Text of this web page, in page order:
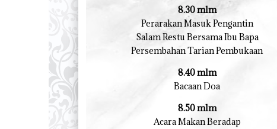
8.30 mlm
Perarakan Masuk Pengantin
Salam Restu Bersama Ibu Bapa
Persembahan Tarian Pembukaan
8.40 mlm
Bacaan Doa
8.50 mlm
Acara Makan Beradap